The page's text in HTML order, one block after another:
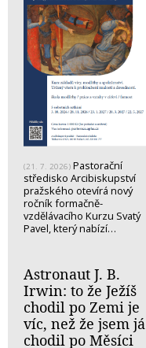
(21. 7. 2026) Pastorační
středisko Arcibiskupství
pražského otevírá nový
ročník formačně-
vzdělávacího Kurzu Svatý
Pavel, který nabízí…
Astronaut J. B.
Irwin: to že Ježíš
chodil po Zemi je
víc, než že jsem já
chodil po Měsíci